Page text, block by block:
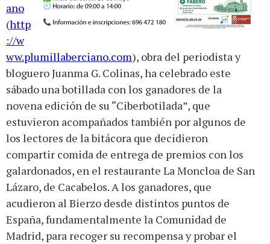
ano
(http
://w
ww.plumillaberciano.com), obra del periodista y
bloguero Juanma G. Colinas, ha celebrado este
sábado una botillada con los ganadores de la
novena edición de su “Ciberbotilada”, que
estuvieron acompañados también por algunos de
los lectores de la bitácora que decidieron
compartir comida de entrega de premios con los
galardonados, en el restaurante La Moncloa de San
Lázaro, de Cacabelos. A los ganadores, que
acudieron al Bierzo desde distintos puntos de
España, fundamentalmente la Comunidad de
Madrid, para recoger su recompensa y probar el